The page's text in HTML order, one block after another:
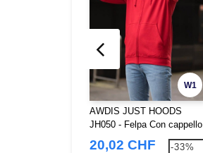
W1
AWDIS JUST HOODS
JH050 - Felpa Con cappello
20,02 CHF -33%